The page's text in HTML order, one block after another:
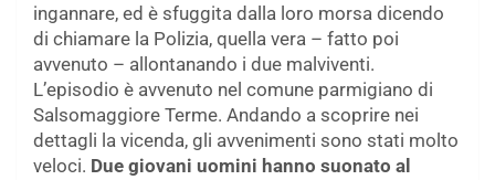
ingannare, ed è sfuggita dalla loro morsa dicendo
di chiamare la Polizia, quella vera – fatto poi
avvenuto – allontanando i due malviventi.
L’episodio è avvenuto nel comune parmigiano di
Salsomaggiore Terme. Andando a scoprire nei
dettagli la vicenda, gli avvenimenti sono stati molto
veloci. Due giovani uomini hanno suonato al